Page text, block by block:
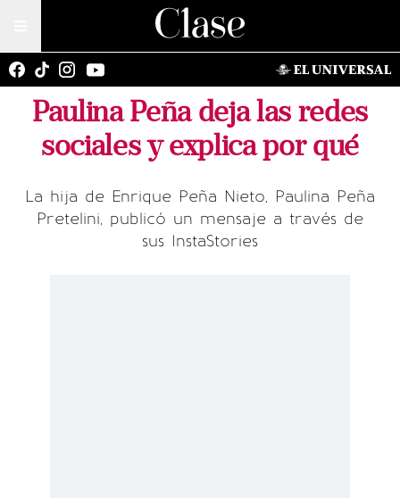
Paulina Peña deja las redes
sociales y explica por qué
La hija de Enrique Peña Nieto, Paulina Peña
Pretelini, publicó un mensaje a través de
sus InstaStories